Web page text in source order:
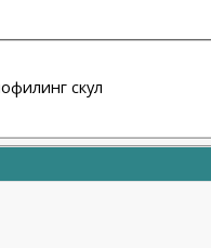
скул